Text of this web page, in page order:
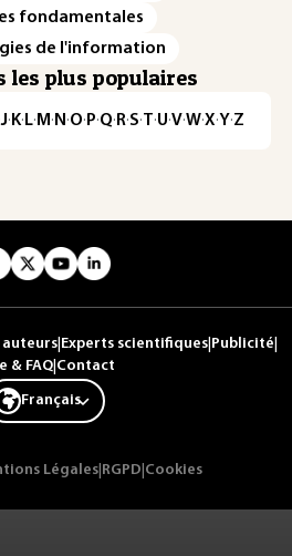
fondamentales
de l'information
les plus populaires
J· K· L· M · N ·O· P·Q· R·S·T·U·V·W·X·Y·Z
Experts scientifiques Publicité
& FAQ| Contact
Français
Légales RGPD Cookies